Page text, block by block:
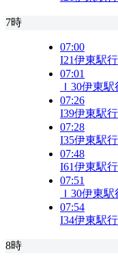
7時
07:00
I21伊東駅行
07:01
Ｉ30伊東駅
07:26
I39伊東駅
07:28
I35伊東駅
07:48
I61伊東駅行
07:51
Ｉ30伊東駅
07:54
I34伊東駅
8時